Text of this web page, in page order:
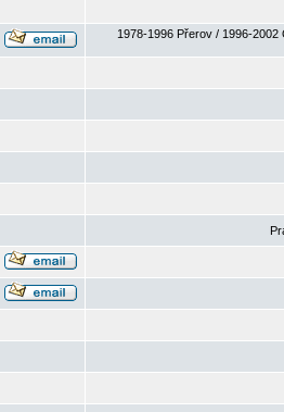
1978-1996 Přerov / 1996-2002